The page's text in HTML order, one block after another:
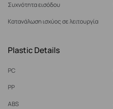
Συχνότητα εισόδου
Κατανάλωση ισχύος σε λειτουργία
Plastic Details
PC
PP
ABS